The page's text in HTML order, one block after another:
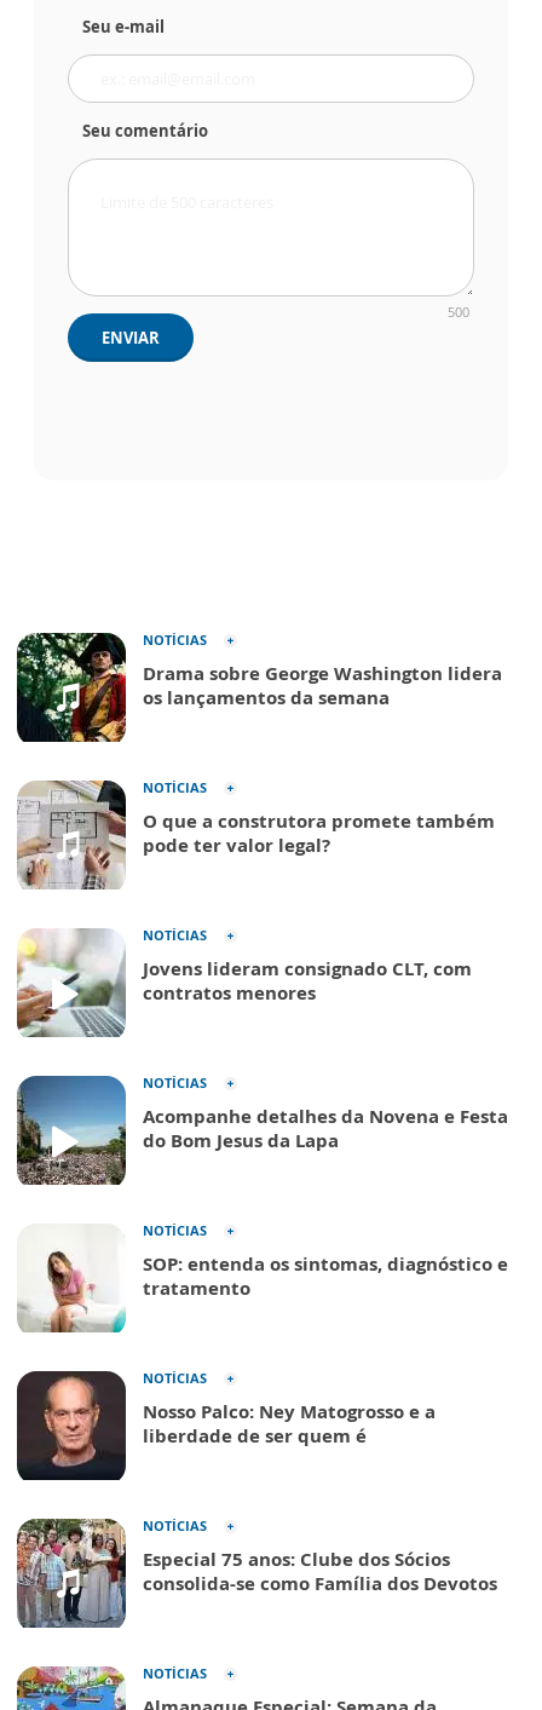
Seu e-mail
Seu comentário
500
ENVIAR
NOTÍCIAS
Drama sobre George Washington lidera
os lançamentos da semana
NOTÍCIAS
O que a construtora promete também
pode ter valor legal?
NOTÍCIAS
Jovens lideram consignado CLT, com
contratos menores
NOTÍCIAS
Acompanhe detalhes da Novena e Festa
do Bom Jesus da Lapa
NOTÍCIAS
SOP: entenda os sintomas, diagnóstico e
tratamento
NOTÍCIAS
Nosso Palco: Ney Matogrosso e a
liberdade de ser quem é
NOTÍCIAS
Especial 75 anos: Clube dos Sócios
consolida-se como Família dos Devotos
NOTÍCIAS